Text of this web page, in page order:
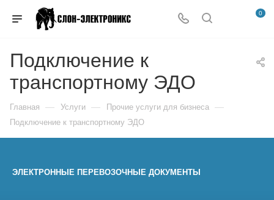
0
Подключение к
транспортному ЭДО
Главная — Услуги — Прочие услуги для бизнеса —
Подключение к транспортному ЭДО
ЭЛЕКТРОННЫЕ ПЕРЕВОЗОЧНЫЕ ДОКУМЕНТЫ